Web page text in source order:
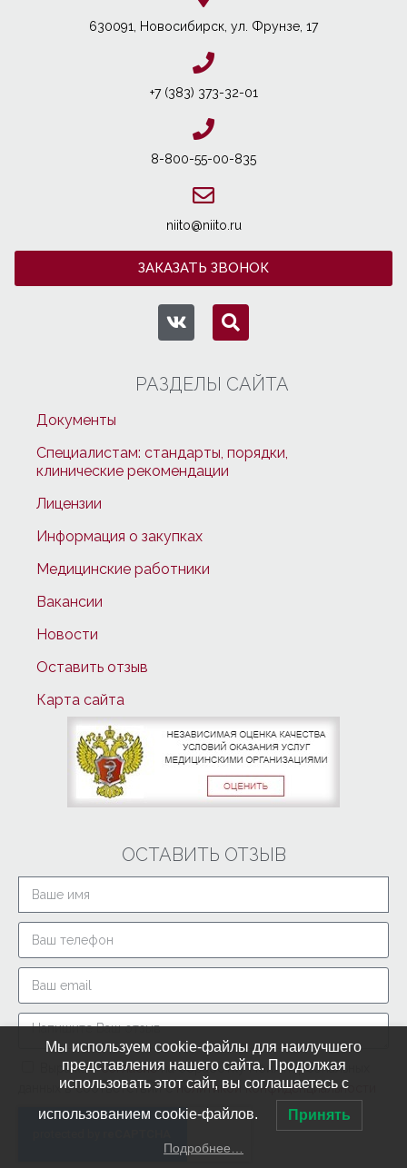
630091, Новосибирcк, ул. Фрунзе, 17
+7 (383) 373-32-01
8-800-55-00-835
niito@niito.ru
ЗАКАЗАТЬ ЗВОНОК
РАЗДЕЛЫ САЙТА
Документы
Специалистам: стандарты, порядки,
клинические рекомендации
Лицензии
Информация о закупках
Медицинские работники
Вакансии
Новости
Оставить отзыв
Карта сайта
ОСТАВИТЬ ОТЗЫВ
Выражаюсогласиена обработку моих персональных
данных в соответствии сполитикой конфиденциальности
Мы используем cookie-файлы для наилучшего
представления нашего сайта. Продолжая
использовать этот сайт, вы соглашаетесь с
использованием cookie-файлов. Принять
Подробнее…